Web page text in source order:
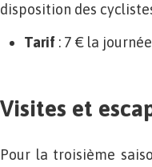
disposition des
Tarif : 7 € la
Visites et
Pour la troisième